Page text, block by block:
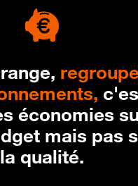
économies
mais pas
la qualité.